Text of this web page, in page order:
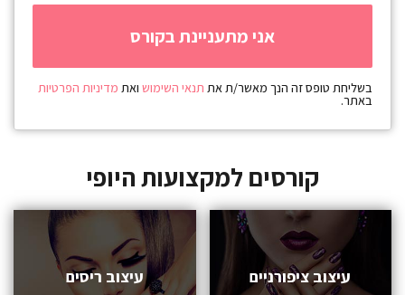
בשליחת טופס זה הנך מאשר/ת את תנאי השימוש ואת מדיניות הפרטיות
באתר.
קורסים למקצועות היופי
עיצוב ציפורניים עיצוב ריסים